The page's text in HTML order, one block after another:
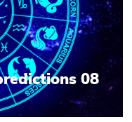
08